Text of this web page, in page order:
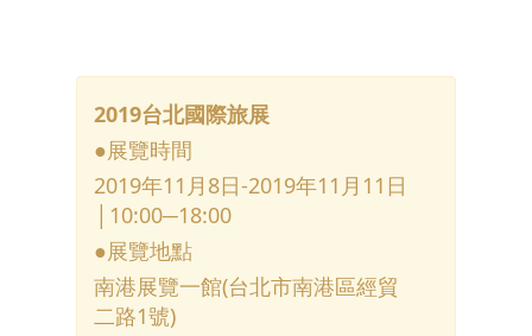
2019台北國際旅展
●展覽時間
2019年11月8日-2019年11月11日
│10:00─18:00
●展覽地點
南港展覽一館(台北市南港區經貿
二路1號)